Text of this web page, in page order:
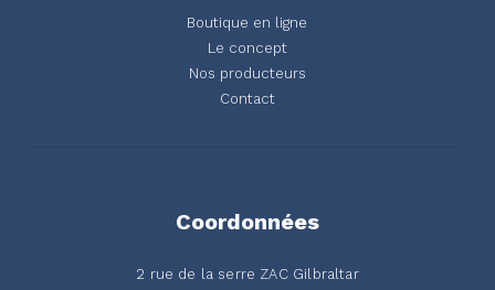
Boutique en ligne
Le concept
Nos producteurs
Contact
Coordonnées
2 rue de la serre ZAC Gilbraltar